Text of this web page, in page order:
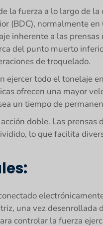
fuerza a lo largo de
(BDC), normalmente
inherente a las
del punto muerto
de troquelado.
todo el tonelaje
ofrecen una mayor
un tiempo de
doble. Las
lo que facilita
una vez desenrollada
controlar la fuerza